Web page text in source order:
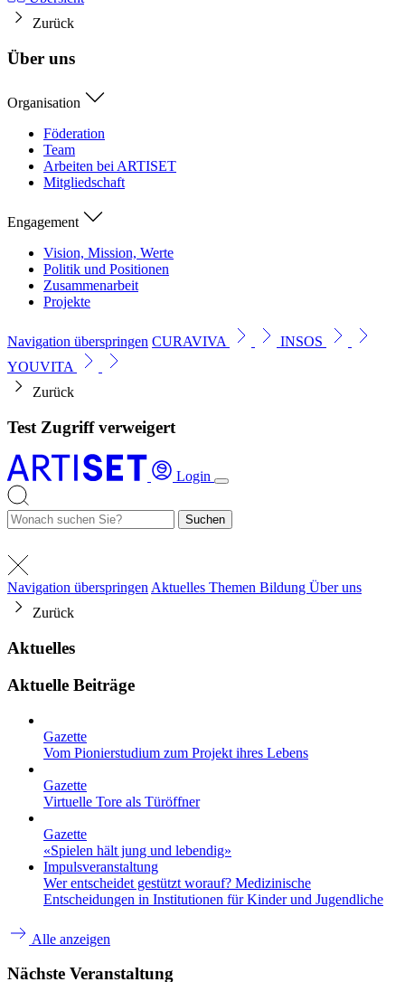
Zurück
Über uns
Organisation
Föderation
Team
Arbeiten bei ARTISET
Mitgliedschaft
Engagement
Vision, Mission, Werte
Politik und Positionen
Zusammenarbeit
Projekte
Navigation überspringen CURAVIVA
INSOS
YOUVITA
Zurück
Test Zugriff verweigert
Login
Suchen
Navigation überspringen Aktuelles Themen Bildung Über uns
Zurück
Aktuelles
Aktuelle Beiträge
Gazette
Vom Pionierstudium zum Projekt ihres Lebens
Gazette
Virtuelle Tore als Türöffner
Gazette
«Spielen hält jung und lebendig»
Impulsveranstaltung
Wer entscheidet gestützt worauf? Medizinische
Entscheidungen in Institutionen für Kinder und Jugendliche
Alle anzeigen
Nächste Veranstaltung